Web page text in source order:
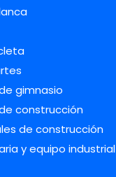
gimnasio
construcción
de construcción
y equipo industrial